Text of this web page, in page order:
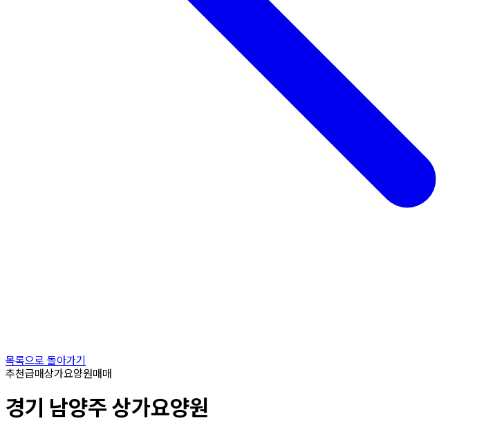
목록으로 돌아가기
추천급매상가요양원매매
경기 남양주 상가요양원